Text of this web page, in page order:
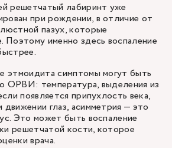
решетчатый лабиринт уже
при рождении, в отличие от
пазух, которые
Поэтому именно здесь воспаление
этмоидита симптомы могут быть
ОРВИ: температура, выделения из
появляется припухлость века,
движении глаз, асимметрия — это
Это может быть воспаление
решетчатой кости, которое
врача.